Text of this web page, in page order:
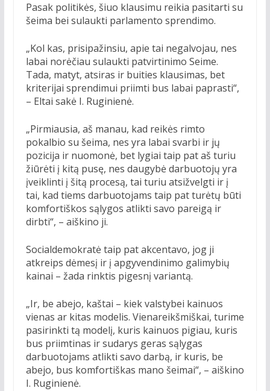
Pasak politikės, šiuo klausimu reikia pasitarti su
šeima bei sulaukti parlamento sprendimo.
„Kol kas, prisipažinsiu, apie tai negalvojau, nes
labai norėčiau sulaukti patvirtinimo Seime.
Tada, matyt, atsiras ir buities klausimas, bet
kriterijai sprendimui priimti bus labai paprasti“,
– Eltai sakė I. Ruginienė.
„Pirmiausia, aš manau, kad reikės rimto
pokalbio su šeima, nes yra labai svarbi ir jų
pozicija ir nuomonė, bet lygiai taip pat aš turiu
žiūrėti į kitą pusę, nes daugybė darbuotojų yra
įveiklinti į šitą procesą, tai turiu atsižvelgti ir į
tai, kad tiems darbuotojams taip pat turėtų būti
komfortiškos sąlygos atlikti savo pareigą ir
dirbti“, – aiškino ji.
Socialdemokratė taip pat akcentavo, jog ji
atkreips dėmesį ir į apgyvendinimo galimybių
kainai – žada rinktis pigesnį variantą.
„Ir, be abejo, kaštai – kiek valstybei kainuos
vienas ar kitas modelis. Vienareikšmiškai, turime
pasirinkti tą modelį, kuris kainuos pigiau, kuris
bus priimtinas ir sudarys geras sąlygas
darbuotojams atlikti savo darbą, ir kuris, be
abejo, bus komfortiškas mano šeimai“, – aiškino
I. Ruginienė.